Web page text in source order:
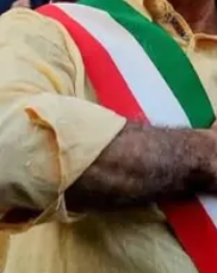
SANITÀ
SPORT
CULTURA
AMBIENTE
Streaming
LAC TV